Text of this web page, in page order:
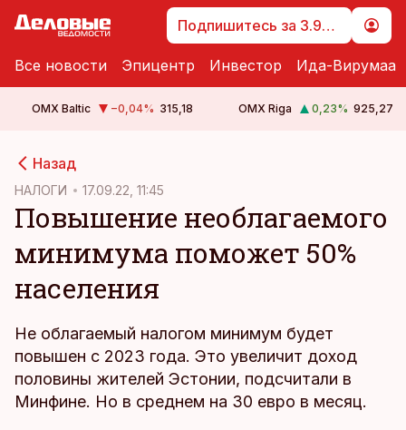
Подпишитесь за 3.99 €
Все новости Эпицентр Инвестор Ида-Вирумаа
OMX Baltic −0,04% 315,18 OMX Riga 0,23% 925,27
Назад
НАЛОГИ 17.09.22, 11:45
Повышение необлагаемого
минимума поможет 50%
населения
Не облагаемый налогом минимум будет
повышен с 2023 года. Это увеличит доход
половины жителей Эстонии, подсчитали в
Минфине. Но в среднем на 30 евро в месяц.